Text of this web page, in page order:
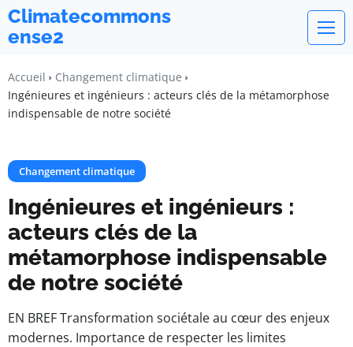
Climatecommons
ense2
Accueil
Changement climatique
Ingénieures et ingénieurs : acteurs clés de la métamorphose
indispensable de notre société
Changement climatique
Ingénieures et ingénieurs :
acteurs clés de la
métamorphose indispensable
de notre société
EN BREF Transformation sociétale au cœur des enjeux
modernes. Importance de respecter les limites